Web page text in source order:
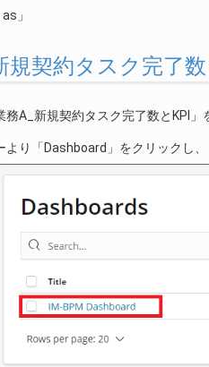
」
規契約タスク完了
務A_新規契約タスク完了数とKPI
より「Dashboard」をクリックし